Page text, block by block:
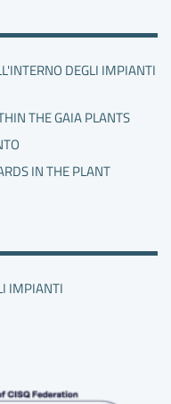
DEGLI IMPIANTI
THE GAIA PLANTS
IN THE PLANT
IMPIANTI